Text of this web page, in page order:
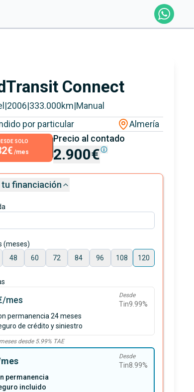
Transit Connect
|2006|333.000km|Manual
por particular
Almería
SOLO
/mes
Precio al contado
2.900€
tu financiación
(meses)
48 60 72 84 96 108 120
/mes Desde
Tin9.99%
permanencia 24 meses
de crédito y siniestro
desde 5.99% TAE
Desde
Tin8.99%
permanencia
incluido